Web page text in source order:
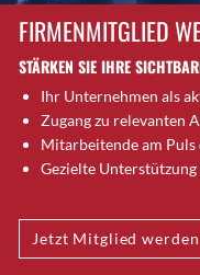
Bülach
Cazis
Cham
Chur
Crissier
Dierikon
Dietikon
FIRMENMITGLIED
STÄRKEN SIE IHRE
Ihr Unternehmen als
Zugang zu relevanten
Mitarbeitende am
Gezielte
Jetzt Mitglied werden